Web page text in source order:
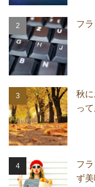
フ
秋
っ
フ
ず